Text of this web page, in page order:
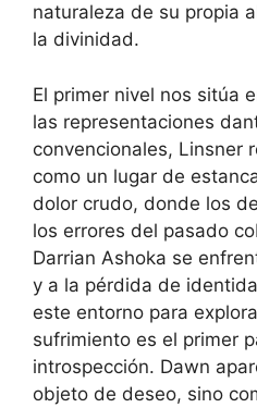
naturaleza de su propia
la divinidad.
El primer nivel nos sitúa
las representaciones
convencionales, Linsner
como un lugar de
dolor crudo, donde los
los errores del pasado
Darrian Ashoka se
y a la pérdida de
este entorno para
sufrimiento es el primer
introspección. Dawn
objeto de deseo, sino